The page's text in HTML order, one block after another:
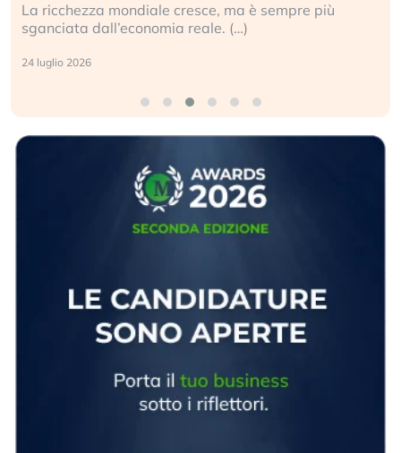
La ricchezza mondiale cresce, ma è sempre più
sganciata dall’economia reale. (…)
24 luglio 2026